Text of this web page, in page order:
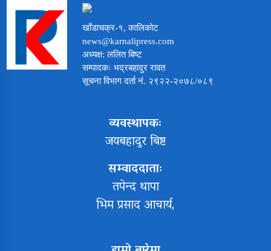
खाँडाचक्र-१, कालिकोट
news@karnalipress.com
अध्यक्ष: ललित बिष्ट
सम्पादकः भद्रबहादुर रावत
सूचना विभाग दर्ता नं. २९२२-२०७८/०८९
व्यवस्थापकः
जयबहादुर बिष्ट
सम्वाददाताः
तपेन्द थापा
भिम प्रसाद आचार्य,